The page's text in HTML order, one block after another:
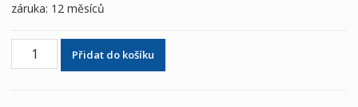
záruka: 12 měsíců
Originální
Přidat do košíku